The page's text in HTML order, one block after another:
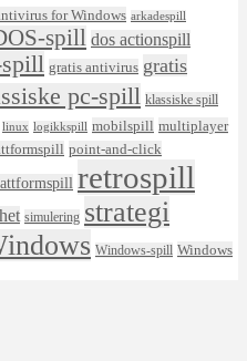
for Windows arkadespill
spill dos actionspill
gratis antivirus gratis
pc-spill klassiske spill
linux logikkspill mobilspill multiplayer
point-and-click
retrospill
simulering strategi
Windows-spill Windows